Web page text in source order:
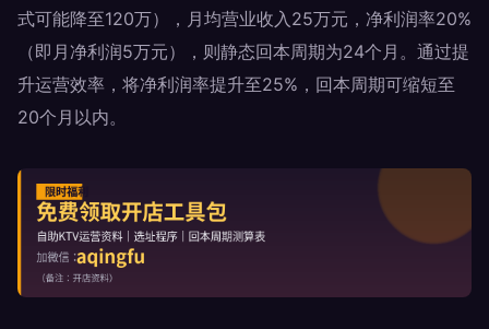
式可能降至120万），月均营业收入25万元，净利润率20%
（即月净利润5万元），则静态回本周期为24个月。通过提
升运营效率，将净利润率提升至25%，回本周期可缩短至
20个月以内。